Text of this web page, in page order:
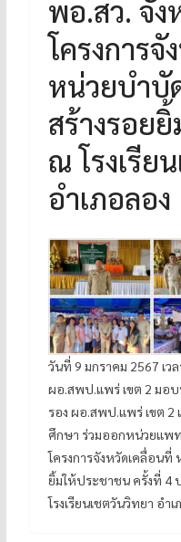
พอ.สว. จัง
โครงการจั
หน่วยบำบั
สร้างรอย
ณ โรงเรีย
อำเภอลอง
วันที่ 9 มกราคม 2567 เว
ผอ.สพป.แพร่ เขต 2 มอบ
รอง ผอ.สพป.แพร่ เขต 2
ศึกษา ร่วมออกหน่วยแพ
โครงการจังหวัดเคลื่อนที่
ยิ้มให้ประชาชน ครั้งที่ 4
โรงเรียนเชตวันวิทยา อำเ